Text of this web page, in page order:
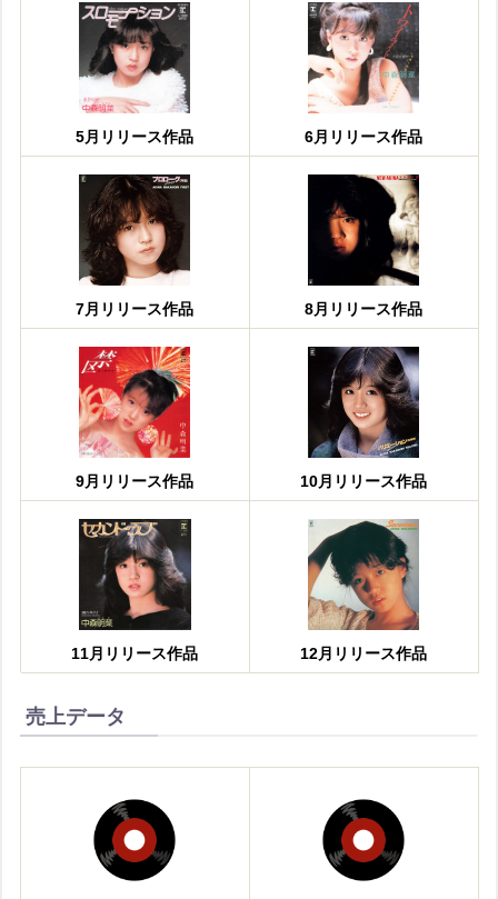
5月リリース作品 6月リリース作品
7月リリース作品 8月リリース作品
9月リリース作品 10月リリース作品
11月リリース作品 12月リリース作品
売上データ